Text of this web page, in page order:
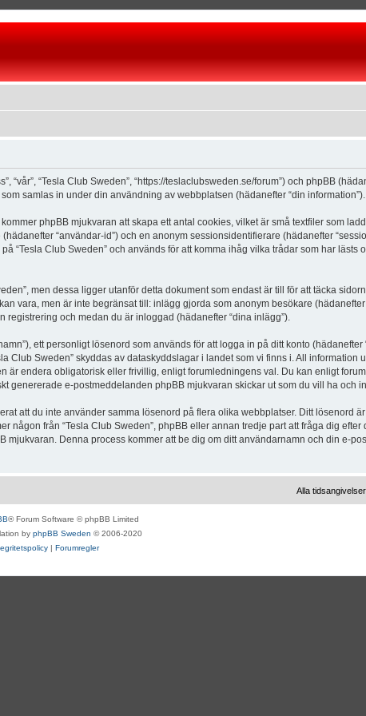
“Tesla Club Sweden”, “https://teslaclubsweden.se/forum”) och phpBB
samlas in under din användning av webbplatsen (hädanefter “din information”).
phpBB mjukvaran att skapa ett antal cookies, vilket är små textfiler som
“användar-id”) och en anonym sessionsidentifierare (hädanefter
“Tesla Club Sweden” och används för att komma ihåg vilka trådar som har lästs
men dessa ligger utanför detta dokument som endast är till för att täcka
vara, men är inte begränsat till: inlägg gjorda som anonym besökare (hädanefter
registrering och medan du är inloggad (hädanefter “dina inlägg”).
ett personligt lösenord som används för att logga in på ditt konto (hädanefter
Club Sweden” skyddas av dataskyddslagar i landet som vi finns i. All information
är endera obligatorisk eller frivillig, enligt forumledningens val. Du kan enligt
genererade e-postmeddelanden phpBB mjukvaran skickar ut som du vill ha och
att du inte använder samma lösenord på flera olika webbplatser. Ditt lösenord
någon från “Tesla Club Sweden”, phpBB eller annan tredje part att fråga dig
Denna process kommer att be dig om ditt användarnamn och din e-
Alla
® Forum Software © phpBB Limited
by phpBB Sweden © 2006-2020
| Forumregler